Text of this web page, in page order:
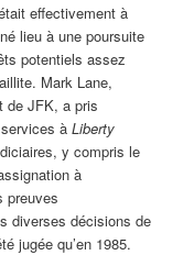
effectivement à
lieu à une poursuite
potentiels assez
Mark Lane,
de JFK, a pris
services àLiberty
y compris le
à
preuves
diverses décisions de
jugée qu’en 1985.